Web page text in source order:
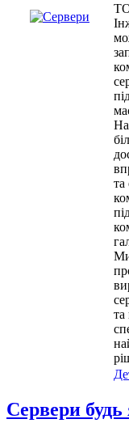
та
та
Сервери будь